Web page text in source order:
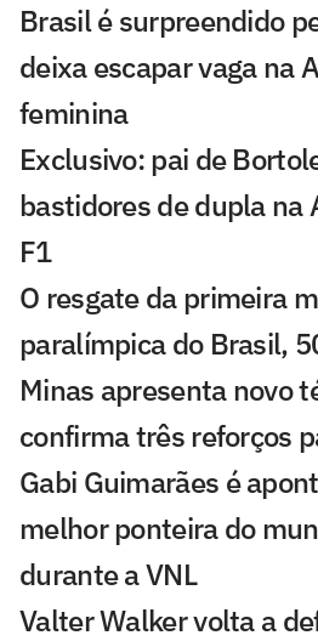
Brasil é surpreendido
deixa escapar vaga na
feminina
Exclusivo: pai de
bastidores de dupla na
F1
O resgate da primeira
paralímpica do Brasil,
Minas apresenta novo
confirma três reforços
Gabi Guimarães é
melhor ponteira do
durante a VNL
Valter Walker volta a